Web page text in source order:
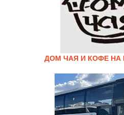
ДОМ ЧАЯ И КОФЕ НА